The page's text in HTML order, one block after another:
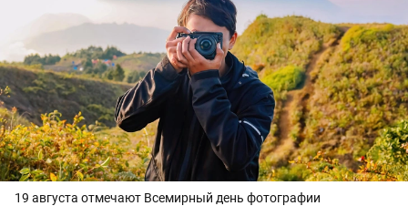
19 августа отмечают Всемирный день фотографии